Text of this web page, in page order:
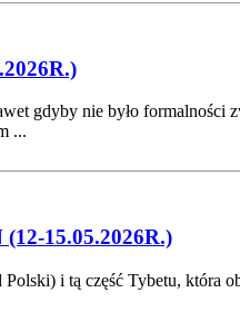
gdyby nie było
...
15.05.2026R.)
i tą część Tybetu,